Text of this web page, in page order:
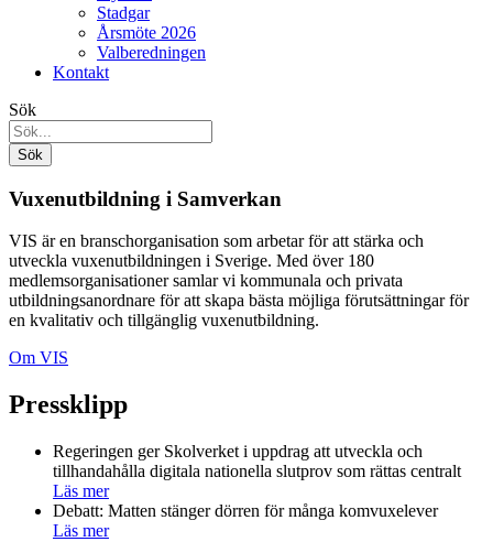
Stadgar
Årsmöte 2026
Valberedningen
Kontakt
Sök
Vuxenutbildning i Samverkan
VIS är en branschorganisation som arbetar för att stärka och
utveckla vuxenutbildningen i Sverige. Med över 180
medlemsorganisationer samlar vi kommunala och privata
utbildningsanordnare för att skapa bästa möjliga förutsättningar för
en kvalitativ och tillgänglig vuxenutbildning.
Om VIS
Pressklipp
Regeringen ger Skolverket i uppdrag att utveckla och
tillhandahålla digitala nationella slutprov som rättas centralt
Läs mer
Debatt: Matten stänger dörren för många komvuxelever
Läs mer